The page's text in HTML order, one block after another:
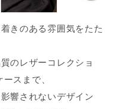
きのある雰囲気をたた
のレザーコレクショ
スまで、
響されないデザイン